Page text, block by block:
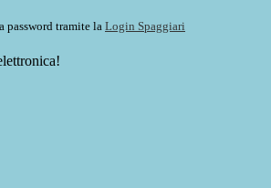
password tramite la Login Spaggiari